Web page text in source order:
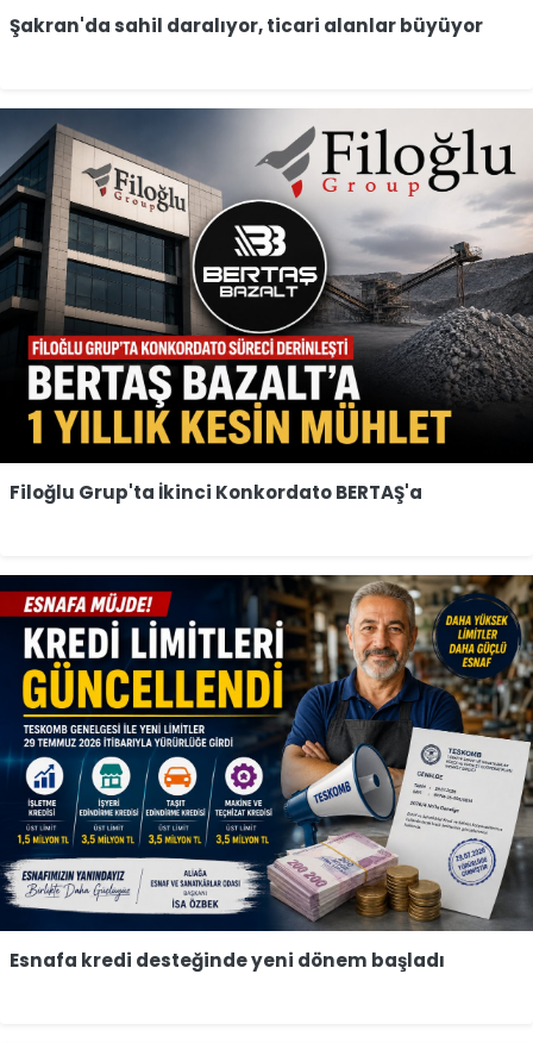
Şakran'da sahil daralıyor, ticari alanlar büyüyor
Filoğlu Grup'ta İkinci Konkordato BERTAŞ'a
Esnafa kredi desteğinde yeni dönem başladı